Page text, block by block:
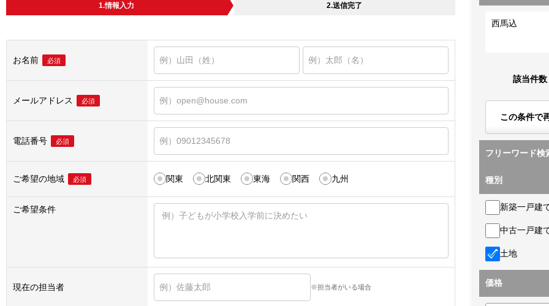
1.情報入力 2.送信完了
お名前 必須
メールアドレス 必須
電話番号 必須
ご希望の地域 必須 関東 北関東 東海 関西 九州
ご希望条件
現在の担当者 ※担当者がいる場合
西馬込
該当件数
この条件で
フリーワード検
種別
新築一戸建
中古一戸建
土地
価格